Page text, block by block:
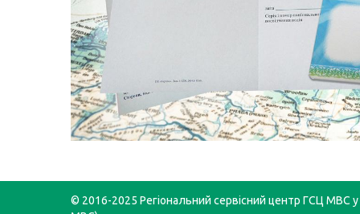
© 2016-2025 Регіональний сервісний центр ГСЦ МВС у